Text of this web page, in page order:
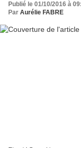
Publié le 01/10/2016 à
Par Aurélie FABRE